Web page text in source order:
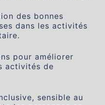
des bonnes
dans les activités
pour améliorer
activités de
sensible au